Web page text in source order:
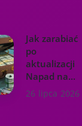
Jak zarabiać
po
aktualizacji
Napad na...
26 lipca 2026